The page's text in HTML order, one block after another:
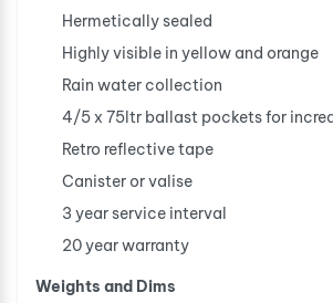
Hermetically sealed
Highly visible in yellow and orange
Rain water collection
4/5 x 75ltr ballast pockets for
Retro reflective tape
Canister or valise
3 year service interval
20 year warranty
Weights and Dims